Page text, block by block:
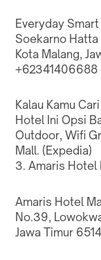
Everyday
Soekarno Hatta
Kota Malang,
+62341406688
Kalau Kamu
Hotel Ini Opsi
Outdoor, Wifi
Mall. (Expedia)
3. Amaris Hotel
Amaris Hotel
No.39,
Jawa Timur